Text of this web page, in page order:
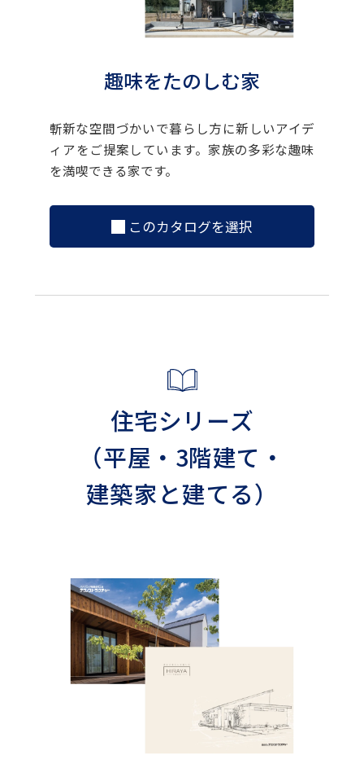
趣味をたのしむ家
斬新な空間づかいで暮らし方に新しいアイデ
ィアをご提案しています。家族の多彩な趣味
を満喫できる家です。
このカタログを選択
住宅シリーズ
（平屋・3階建て・
建築家と建てる）